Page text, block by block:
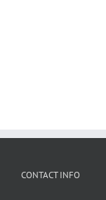
CONTACT INFO